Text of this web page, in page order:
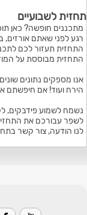
תחזית לשבועיים
מתכננים חופשה? כאן
רגע לפני שאתם אורזים,
התחזית תעזור לכם
התחזית מבוססת על
אנו מספקים נתונים
הירח ועוד! אם חיפשתם
נשמח לשמוע פידבקים,
לשפר עבורכם את
לנו הודעה, צור קשר